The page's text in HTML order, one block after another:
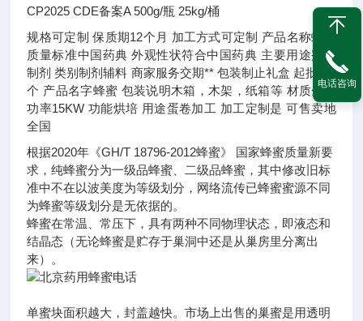
CP2025 CDE备案A 500g/瓶 25kg/桶
规格可定制 保质期12个月 加工方式可定制 产品名称蜂蜜
质量标准中国药典 外观性状符合中国药典 主要用途蜜丸
制剂 类别制剂辅料 商家服务交期** 包装制止礼盒 起批量
1
个 产品名字蜂蜜 包装说明木箱，木架，纸箱等 材质金属
功率15KW 功能烘培 用途蛋卷加工 加工定制 是 可售卖地
全国
根据2020年《GH/T 18796-2012蜂蜜》 国家蜂蜜质量新要
求，纯蜂蜜分为一级品蜂蜜、二级品蜂蜜，其中修改旧标
准中不在以波美度为等级划分，网络流传已蜂蜜蜜源不同
为蜂蜜等级划分是无依据的。
蜂蜜在常温、常压下，具有两种不同物理状态，即液态和
结晶态（无论蜂蜜是贮存于巢洞中还是从巢房里分离出
来）。
单蜜块面积越大，封盖越快。市场上出售的巢蜜是用透明
电话咨询